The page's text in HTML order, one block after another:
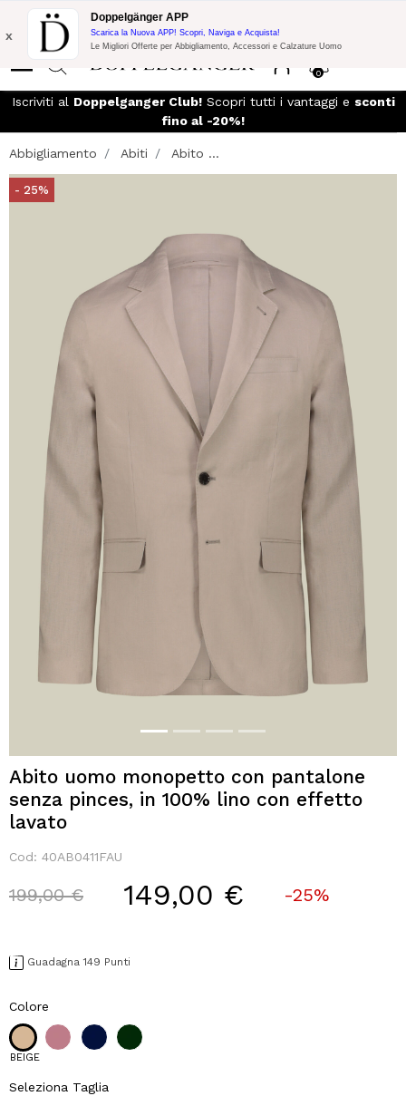
Promo Flash:
10% di Extra Sconto su 300€ di Acquisto con codice:
DOPPEL300
0
x
Doppelgänger APP
Scarica la Nuova APP! Scopri, Naviga e Acquista!
Le Migliori Offerte per Abbigliamento, Accessori e Calzature Uomo
Iscriviti al Doppelganger Club!Scopri tutti i vantaggi e sconti
fino al -20%!
Abbigliamento Abiti Abito ...
- 25%
Abito uomo monopetto con pantalone
senza pinces, in 100% lino con effetto
lavato
Cod: 40AB0411FAU
Price reduced from
199,00 €to 149,00 € -25%
Guadagna 149 Punti
Colore
BEIGE
Seleziona Taglia